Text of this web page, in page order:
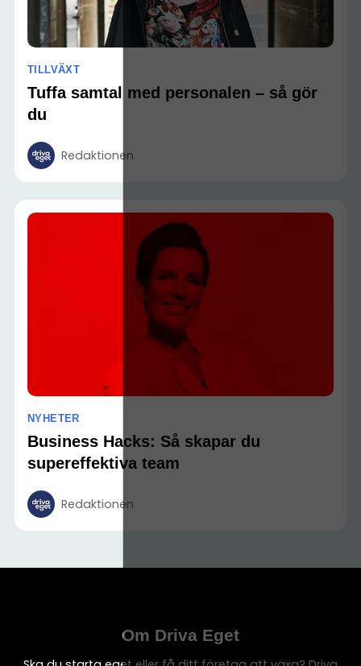
TILLVÄXT
Tuffa samtal med personalen – så gör
du
Redaktionen
NYHETER
Business Hacks: Så skapar du
supereffektiva team
Redaktionen
Om Driva Eget